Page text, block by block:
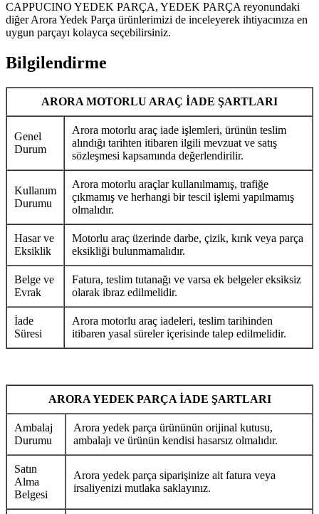
CAPPUCINO YEDEK PARÇA, YEDEK PARÇA reyonundaki
diğer Arora Yedek Parça ürünlerimizi de inceleyerek ihtiyacınıza en
uygun parçayı kolayca seçebilirsiniz.
Bilgilendirme
ARORA MOTORLU ARAÇ İADE ŞARTLARI
Genel
Durum
Arora motorlu araç iade işlemleri, ürünün teslim
alındığı tarihten itibaren ilgili mevzuat ve satış
sözleşmesi kapsamında değerlendirilir.
Kullanım
Durumu
Arora motorlu araçlar kullanılmamış, trafiğe
çıkmamış ve herhangi bir tescil işlemi yapılmamış
olmalıdır.
Hasar ve
Eksiklik
Motorlu araç üzerinde darbe, çizik, kırık veya parça
eksikliği bulunmamalıdır.
Belge ve
Evrak
Fatura, teslim tutanağı ve varsa ek belgeler eksiksiz
olarak ibraz edilmelidir.
İade
Süresi
Arora motorlu araç iadeleri, teslim tarihinden
itibaren yasal süreler içerisinde talep edilmelidir.
ARORA YEDEK PARÇA İADE ŞARTLARI
Ambalaj
Durumu
Arora yedek parça ürününün orijinal kutusu,
ambalajı ve ürünün kendisi hasarsız olmalıdır.
Satın
Alma
Belgesi
Arora yedek parça siparişinize ait fatura veya
irsaliyenizi mutlaka saklayınız.